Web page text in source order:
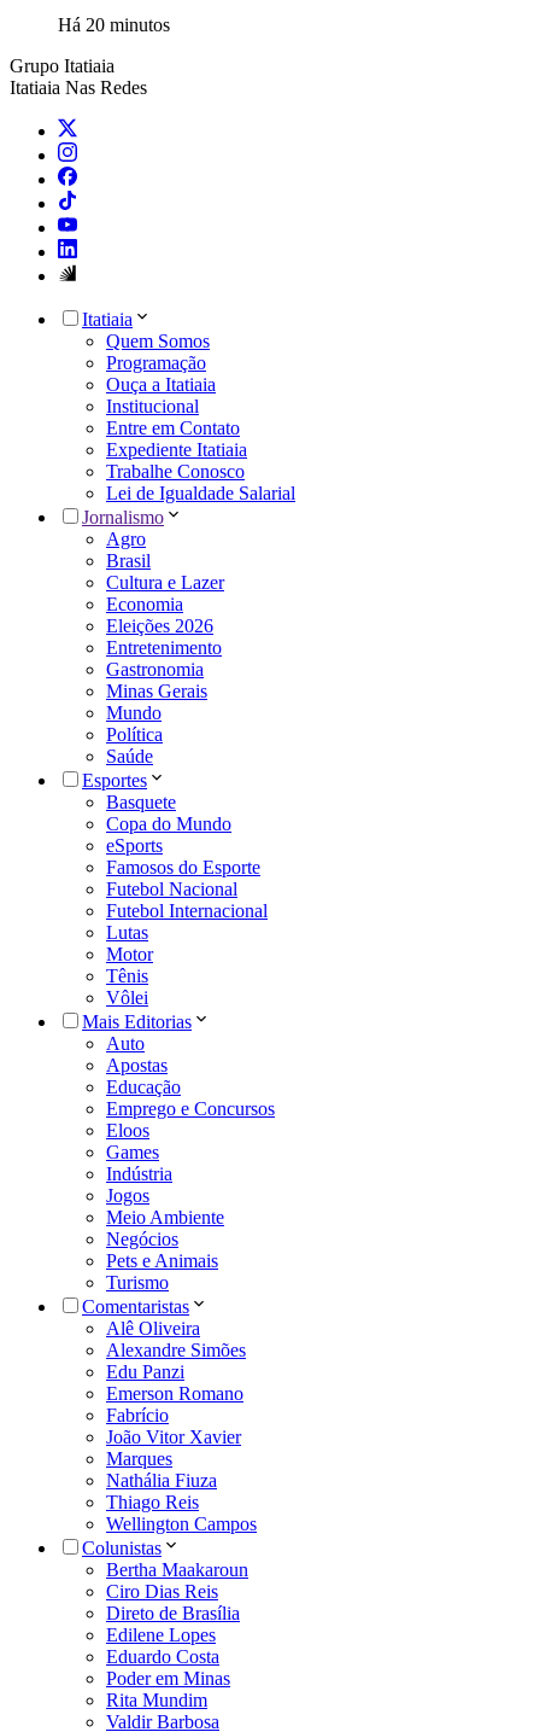
Há 20 minutos
Grupo Itatiaia
Itatiaia Nas Redes
Itatiaia
Quem Somos
Programação
Ouça a Itatiaia
Institucional
Entre em Contato
Expediente Itatiaia
Trabalhe Conosco
Lei de Igualdade Salarial
Jornalismo
Agro
Brasil
Cultura e Lazer
Economia
Eleições 2026
Entretenimento
Gastronomia
Minas Gerais
Mundo
Política
Saúde
Esportes
Basquete
Copa do Mundo
eSports
Famosos do Esporte
Futebol Nacional
Futebol Internacional
Lutas
Motor
Tênis
Vôlei
Mais Editorias
Auto
Apostas
Educação
Emprego e Concursos
Eloos
Games
Indústria
Jogos
Meio Ambiente
Negócios
Pets e Animais
Turismo
Comentaristas
Alê Oliveira
Alexandre Simões
Edu Panzi
Emerson Romano
Fabrício
João Vitor Xavier
Marques
Nathália Fiuza
Thiago Reis
Wellington Campos
Colunistas
Bertha Maakaroun
Ciro Dias Reis
Direto de Brasília
Edilene Lopes
Eduardo Costa
Poder em Minas
Rita Mundim
Valdir Barbosa